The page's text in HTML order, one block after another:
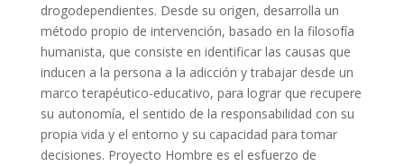
drogodependientes. Desde su origen, desarrolla un
método propio de intervención, basado en la filosofía
humanista, que consiste en identificar las causas que
inducen a la persona a la adicción y trabajar desde un
marco terapéutico-educativo, para lograr que recupere
su autonomía, el sentido de la responsabilidad con su
propia vida y el entorno y su capacidad para tomar
decisiones. Proyecto Hombre es el esfuerzo de